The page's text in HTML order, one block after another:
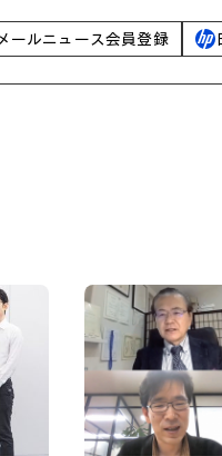
ツール）
ールニュース会員登録